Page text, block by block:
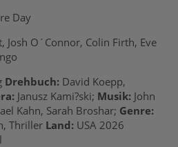
Day
Josh O´Connor, Colin Firth, Eve
Drehbuch: David Koepp,
Janusz Kami?ski; Musik: John
Kahn, Sarah Broshar; Genre:
Thriller Land: USA 2026